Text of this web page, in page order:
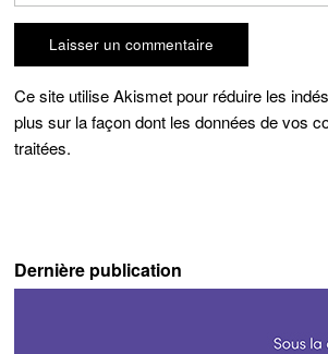
Ce site utilise Akismet pour réduire les
plus sur la façon dont les données de vos
traitées.
Dernière publication